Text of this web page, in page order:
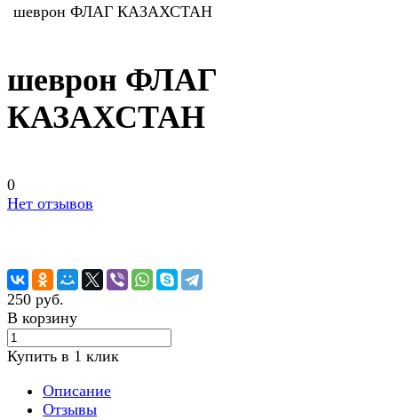
шеврон ФЛАГ КАЗАХСТАН
шеврон ФЛАГ
КАЗАХСТАН
0
Нет отзывов
250 руб.
В корзину
Купить в 1 клик
Описание
Отзывы